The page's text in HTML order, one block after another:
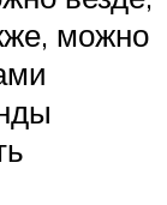
можно